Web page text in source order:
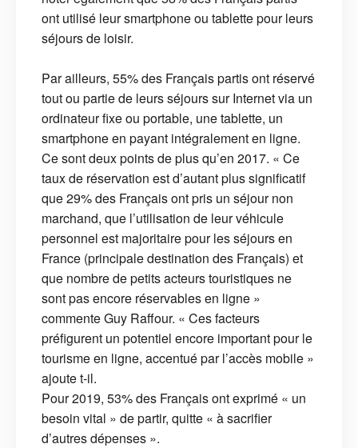
ont utilisé leur smartphone ou tablette pour leurs
séjours de loisir.
Par ailleurs, 55% des Français partis ont réservé
tout ou partie de leurs séjours sur Internet via un
ordinateur fixe ou portable, une tablette, un
smartphone en payant intégralement en ligne.
Ce sont deux points de plus qu’en 2017. « Ce
taux de réservation est d’autant plus significatif
que 29% des Français ont pris un séjour non
marchand, que l’utilisation de leur véhicule
personnel est majoritaire pour les séjours en
France (principale destination des Français) et
que nombre de petits acteurs touristiques ne
sont pas encore réservables en ligne »
commente Guy Raffour. « Ces facteurs
préfigurent un potentiel encore important pour le
tourisme en ligne, accentué par l’accès mobile »
ajoute t-il.
Pour 2019, 53% des Français ont exprimé « un
besoin vital » de partir, quitte « à sacrifier
d’autres dépenses ».